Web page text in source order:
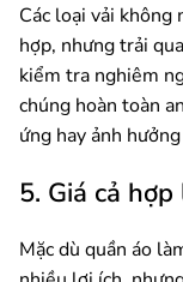
Các loại vải
hợp, nhưng trải
kiểm tra nghiêm
chúng hoàn toàn
ứng hay ảnh
5. Giá cả hợp
Mặc dù quần áo